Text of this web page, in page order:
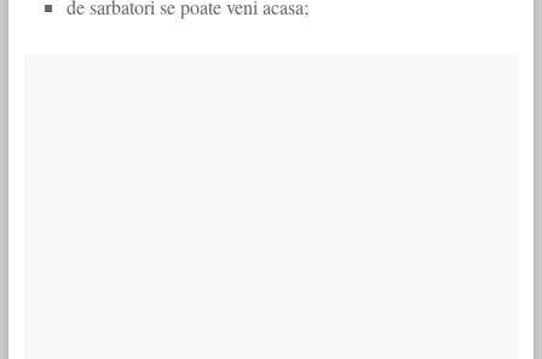
de sarbatori se poate veni acasa;